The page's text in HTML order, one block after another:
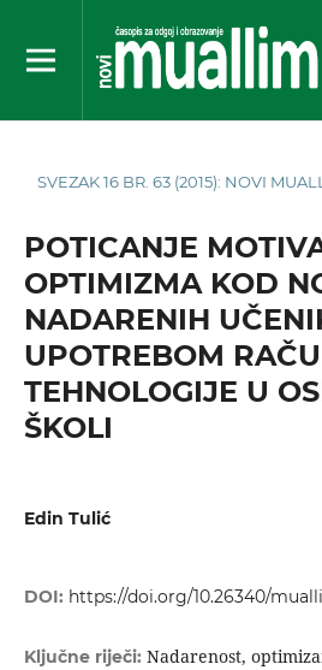
SVEZAK 16 BR. 63 (2015): NOVI
POTICANJE
OPTIMIZMA KOD
NADARENIH
UPOTREBOM
TEHNOLOGIJE U
ŠKOLI
Edin Tulić
DOI: https://doi.org/10.26340/
Ključne riječi: Nadarenost,